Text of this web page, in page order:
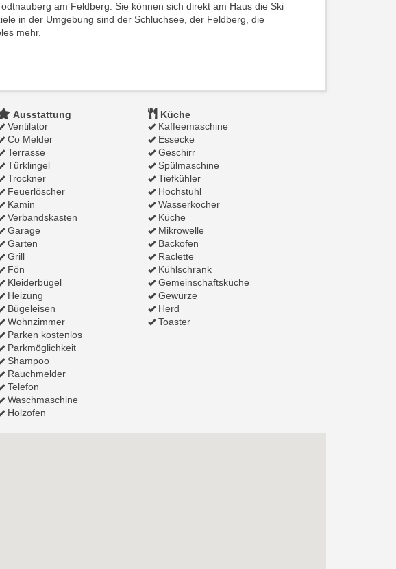
am Feldberg. Sie können sich direkt am Haus die Ski
in der Umgebung sind der Schluchsee, der Feldberg, die
mehr.
Ausstattung
Ventilator
Co Melder
Terrasse
Türklingel
Trockner
Feuerlöscher
Kamin
Verbandskasten
Garage
Garten
Grill
Fön
Kleiderbügel
Heizung
Bügeleisen
Wohnzimmer
Parken kostenlos
Parkmöglichkeit
Shampoo
Rauchmelder
Telefon
Waschmaschine
Holzofen
Küche
Kaffeemaschine
Essecke
Geschirr
Spülmaschine
Tiefkühler
Hochstuhl
Wasserkocher
Küche
Mikrowelle
Backofen
Raclette
Kühlschrank
Gemeinschaftsküche
Gewürze
Herd
Toaster